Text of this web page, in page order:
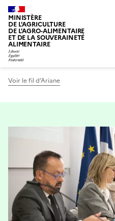
MINISTÈRE
DE L'AGRICULTURE
DE L'AGRO-ALIMENTAIRE
ET DE LA SOUVERAINETÉ
ALIMENTAIRE
Voir le fil d’Ariane